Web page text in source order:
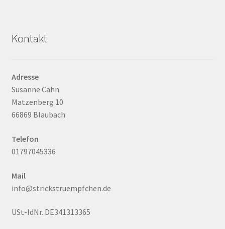
Kontakt
Adresse
Susanne Cahn
Matzenberg 10
66869 Blaubach
Telefon
01797045336
Mail
info@strickstruempfchen.de
USt-IdNr. DE341313365